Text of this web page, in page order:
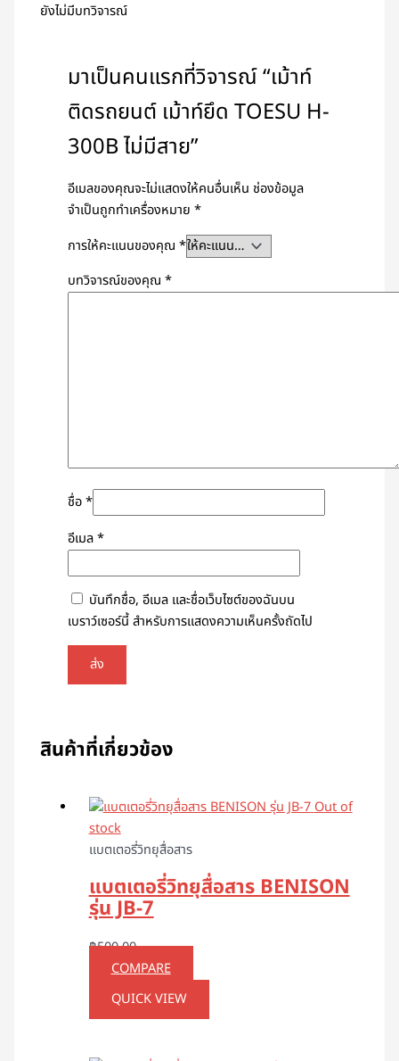
ยังไม่มีบทวิจารณ์
มาเป็นคนแรกที่วิจารณ์ “เม้าท์
ติดรถยนต์ เม้าท์ยึด TOESU H-
300B ไม่มีสาย”
อีเมลของคุณจะไม่แสดงให้คนอื่นเห็น ช่องข้อมูล
จำเป็นถูกทำเครื่องหมาย*
การให้คะแนนของคุณ*
บทวิจารณ์ของคุณ*
ชื่อ*
อีเมล*
บันทึกชื่อ, อีเมล และชื่อเว็บไซต์ของฉันบน
เบราว์เซอร์นี้ สำหรับการแสดงความเห็นครั้งถัดไป
สินค้าที่เกี่ยวข้อง
Out of
stock
แบตเตอรี่วิทยุสื่อสาร
แบตเตอรี่วิทยุสื่อสาร BENISON
รุ่น JB-7
฿500.00
COMPARE
QUICK VIEW